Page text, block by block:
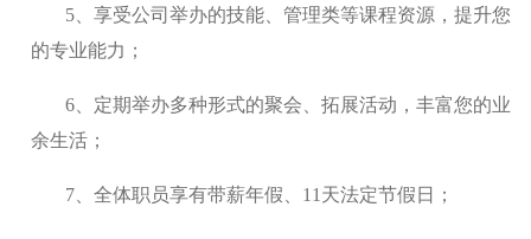
5、享受公司举办的技能、管理类等课程资源，提升您
的专业能力；
6、定期举办多种形式的聚会、拓展活动，丰富您的业
余生活；
7、全体职员享有带薪年假、11天法定节假日；